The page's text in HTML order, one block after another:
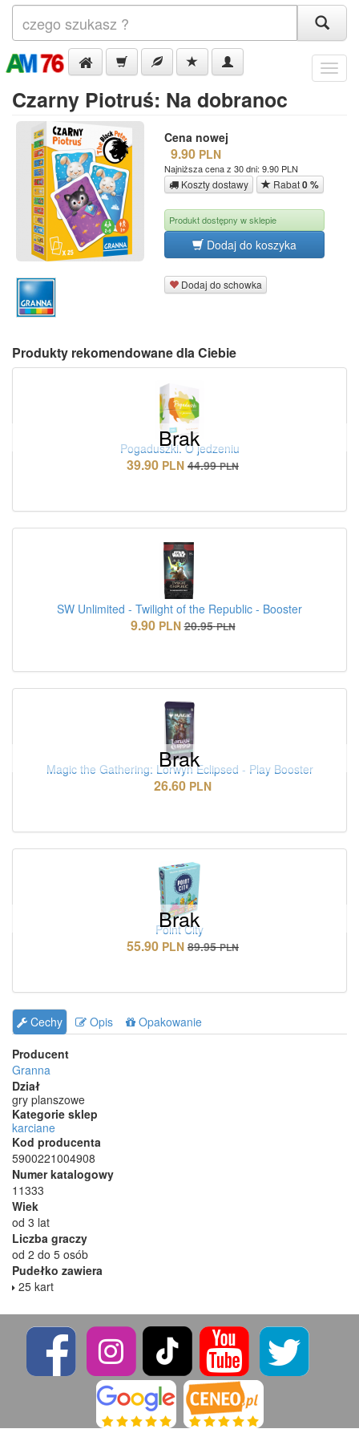
Menu
Czarny Piotruś: Na dobranoc
Cena nowej
9.90 PLN
Najniższa cena z 30 dni: 9.90 PLN
Koszty dostawy Rabat0 %
Produkt dostępny w sklepie
Dodaj do koszyka
Dodaj do schowka
Produkty rekomendowane dla Ciebie
Brak
Pogaduszki. O jedzeniu
39.90 PLN 44.99 PLN
SW Unlimited - Twilight of the Republic - Booster
9.90 PLN 20.95 PLN
Brak
Magic the Gathering: Lorwyn Eclipsed - Play Booster
26.60 PLN
Brak
Point City
55.90 PLN 89.95 PLN
Cechy Opis
Opakowanie
Producent
Granna
Dział
gry planszowe
Kategorie sklep
karciane
Kod producenta
5900221004908
Numer katalogowy
11333
Wiek
od 3 lat
Liczba graczy
od 2 do 5 osób
Pudełko zawiera
25 kart